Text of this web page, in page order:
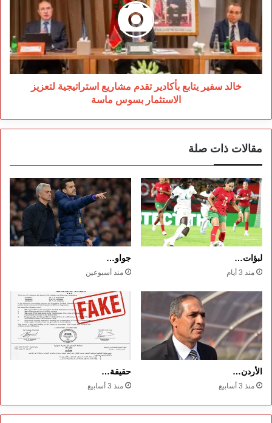
بأكادير
تقدم
مشاريع
استراتيجية
لتعزيز
الاستثمار
بسوس
خالد سفير يتابع بأكادير تقدم مشاريع استراتيجية لتعزيز
الاستثمار بسوس ماسة
مقالات ذات صلة
لبؤات…
منذ 3 أيام
جواو…
منذ أسبوعين
الأردن…
منذ 3 أسابيع
حقيقة…
منذ 3 أسابيع